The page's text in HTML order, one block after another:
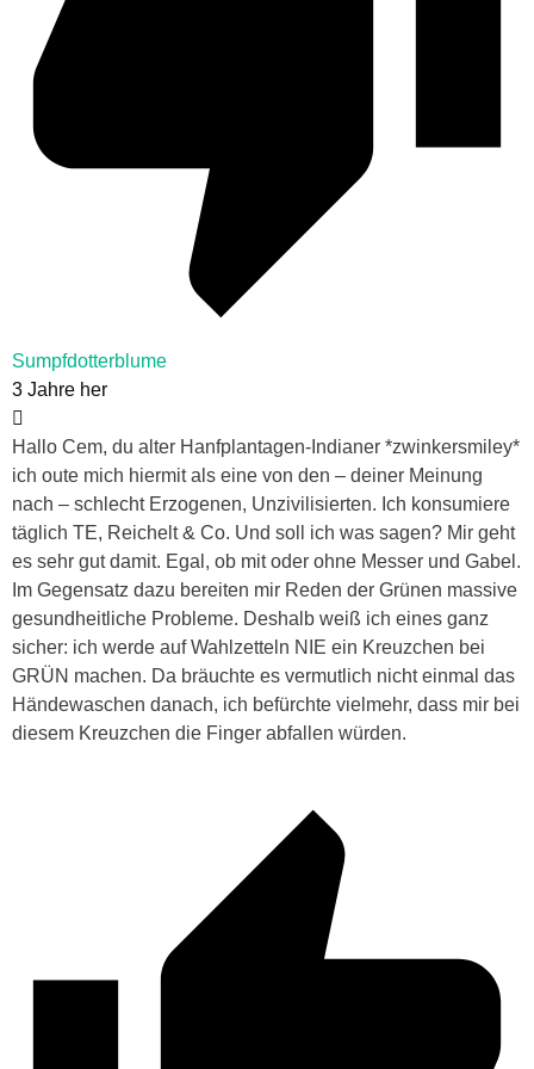
Sumpfdotterblume
3 Jahre her
Hallo Cem, du alter Hanfplantagen-Indianer *zwinkersmiley*
ich oute mich hiermit als eine von den – deiner Meinung
nach – schlecht Erzogenen, Unzivilisierten. Ich konsumiere
täglich TE, Reichelt & Co. Und soll ich was sagen? Mir geht
es sehr gut damit. Egal, ob mit oder ohne Messer und Gabel.
Im Gegensatz dazu bereiten mir Reden der Grünen massive
gesundheitliche Probleme. Deshalb weiß ich eines ganz
sicher: ich werde auf Wahlzetteln NIE ein Kreuzchen bei
GRÜN machen. Da bräuchte es vermutlich nicht einmal das
Händewaschen danach, ich befürchte vielmehr, dass mir bei
diesem Kreuzchen die Finger abfallen würden.